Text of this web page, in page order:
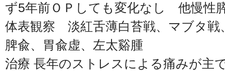
ず5年前ＯＰしても変化なし 他慢性
体表観察 淡紅舌薄白苔戦、マブタ戦
脾兪、胃兪虚、左太谿腫
治療 長年のストレスによる痛みが主